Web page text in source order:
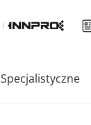
Specjalistyczne